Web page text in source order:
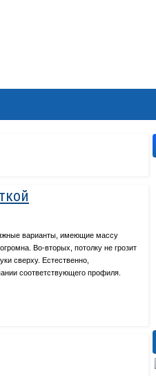
варианты, имеющие массу
Во-вторых, потолку не грозит
сверху. Естественно,
соответствующего профиля.